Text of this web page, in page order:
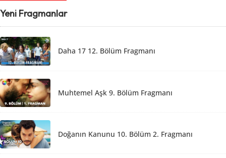
Yeni Fragmanlar
Daha 17 12. Bölüm Fragmanı
Muhtemel Aşk 9. Bölüm Fragmanı
Doğanın Kanunu 10. Bölüm 2. Fragmanı